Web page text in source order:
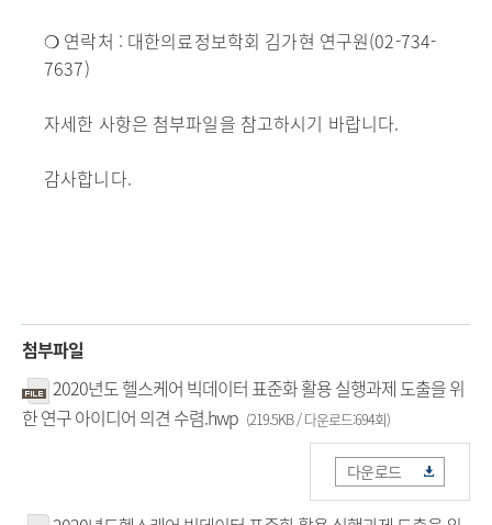
❍ 연락처 : 대한의료정보학회 김가현 연구원(02-734-
7637)
자세한 사항은 첨부파일을 참고하시기 바랍니다.
감사합니다.
첨부파일
2020년도 헬스케어 빅데이터 표준화 활용 실행과제 도출을 위
한 연구 아이디어 의견 수렴.hwp (219.5KB / 다운로드:694회)
다운로드